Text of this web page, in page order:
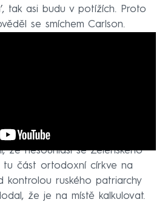
tak asi budu v potížích. Proto
se smíchem Carlson.
že nesouhlasí se Zelenského
tu část ortodoxní církve na
kontrolou ruského patriarchy
že je na místě kalkulovat.